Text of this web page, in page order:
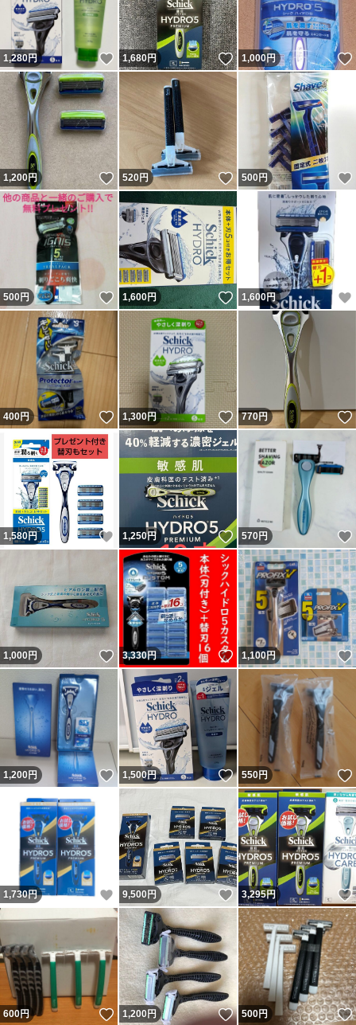
1,280円 いいね！
1,680円 いいね！
1,000円
1,200円 いいね！
520円 いいね！
500円
500円 いいね！
1,600円 いいね！
1,600円
400円 いいね！
1,300円 いいね！
770円
1,580円 いいね！
1,250円 いいね！
570円
1,000円 いいね！
3,330円 いいね！
1,100円
1,200円 いいね！
1,500円 いいね！
550円
1,730円 いいね！
9,500円 いいね！
3,295円
600円 いいね！
1,200円 いいね！
500円